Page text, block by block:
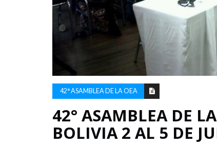
42° ASAMBLEA DE LA OEA
42° ASAMBLEA DE
BOLIVIA 2 AL 5 DE